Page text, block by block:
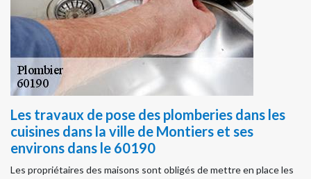
Les travaux de pose des plomberies dans les
cuisines dans la ville de Montiers et ses
environs dans le 60190
Les propriétaires des maisons sont obligés de mettre en place les